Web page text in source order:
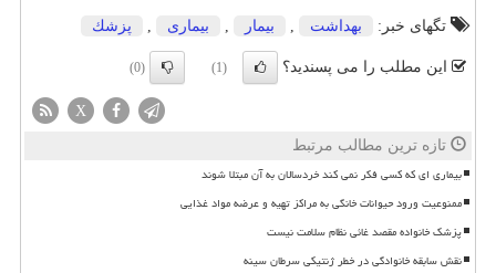
تگهای خبر:
بهداشت بیمار بیماری پزشك
این مطلب را می پسندید؟ (1)
(0)
X
تازه ترین مطالب مرتبط
بیماری ای که کسی فکر نمی کند خردسالان به آن مبتلا شوند
ممنوعیت ورود حیوانات خانگی به مراکز تهیه و عرضه مواد غذایی
پزشک خانواده مقصد غائی نظام سلامت نیست
نقش سابقه خانوادگی در خطر ژنتیکی سرطان سینه